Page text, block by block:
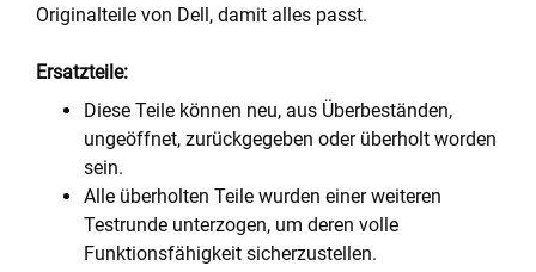
Originalteile von Dell, damit alles passt.
Ersatzteile:
Diese Teile können neu, aus Überbeständen,
ungeöffnet, zurückgegeben oder überholt worden
sein.
Alle überholten Teile wurden einer weiteren
Testrunde unterzogen, um deren volle
Funktionsfähigkeit sicherzustellen.